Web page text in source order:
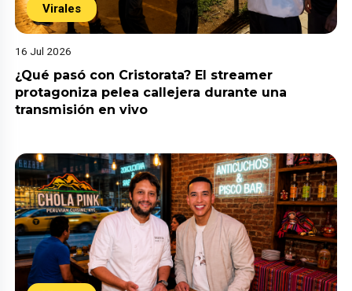
Virales
16 Jul 2026
¿Qué pasó con Cristorata? El streamer
protagoniza pelea callejera durante una
transmisión en vivo